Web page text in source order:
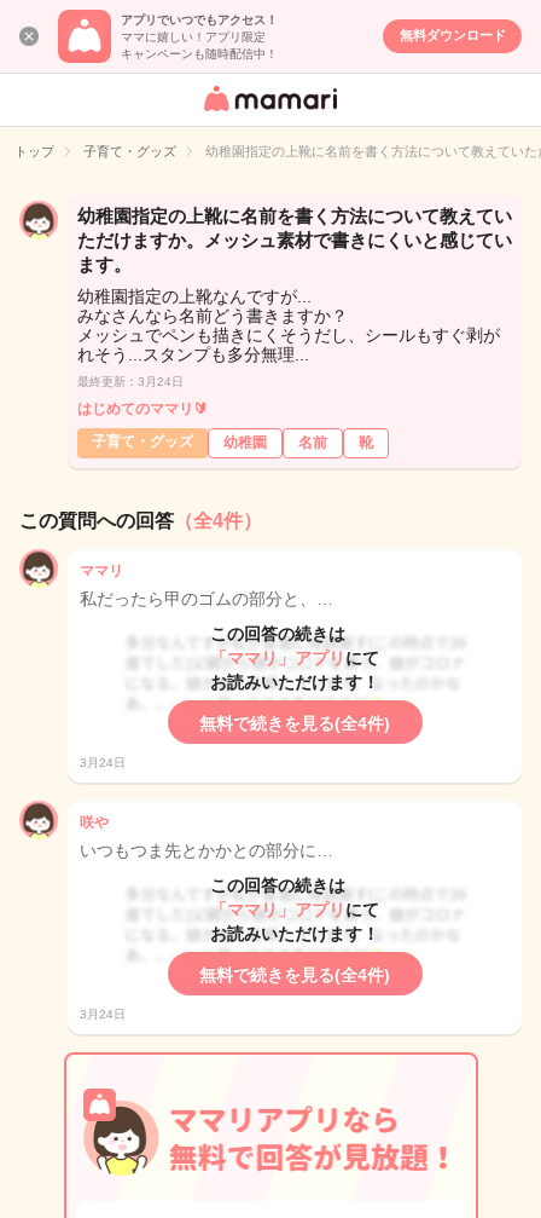
アプリでいつでもアクセス！
ママに嬉しい！アプリ限定
キャンペーンも随時配信中！
無料ダウンロード
女性専用匿名QA
イト
トップ 子育て・グッズ 幼稚園指定の上靴に名前を書く方法について教えてい
幼稚園指定の上靴に名前を書く方法について教えてい
ただけますか。メッシュ素材で書きにくいと感じてい
ます。
幼稚園指定の上靴なんですが...
みなさんなら名前どう書きますか？
メッシュでペンも描きにくそうだし、シールもすぐ剥が
れそう...スタンプも多分無理...
最終更新：3月24日
はじめてのママリ🔰
子育て・グッズ
幼稚園 名前 靴
この質問への回答 （全4件）
ママリ
私だったら甲のゴムの部分と、…
この回答の続きは
「ママリ」アプリ にて
お読みいただけます！
無料で続きを見る(全4件)
3月24日
咲や
いつもつま先とかかとの部分に…
この回答の続きは
「ママリ」アプリ にて
お読みいただけます！
無料で続きを見る(全4件)
3月24日